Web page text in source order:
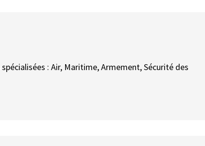
: Air, Maritime, Armement, Sécurité des